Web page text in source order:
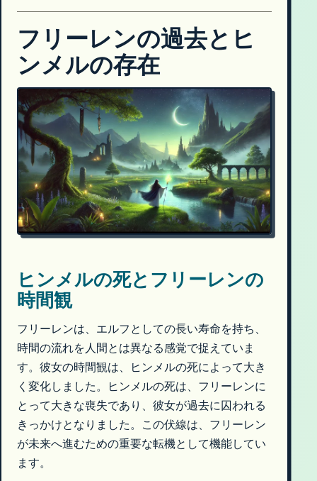
フリーレンの過去とヒ
ンメルの存在
ヒンメルの死とフリーレンの
時間観
フリーレンは、エルフとしての長い寿命を持ち、
時間の流れを人間とは異なる感覚で捉えていま
す。彼女の時間観は、ヒンメルの死によって大き
く変化しました。ヒンメルの死は、フリーレンに
とって大きな喪失であり、彼女が過去に囚われる
きっかけとなりました。この伏線は、フリーレン
が未来へ進むための重要な転機として機能してい
ます。